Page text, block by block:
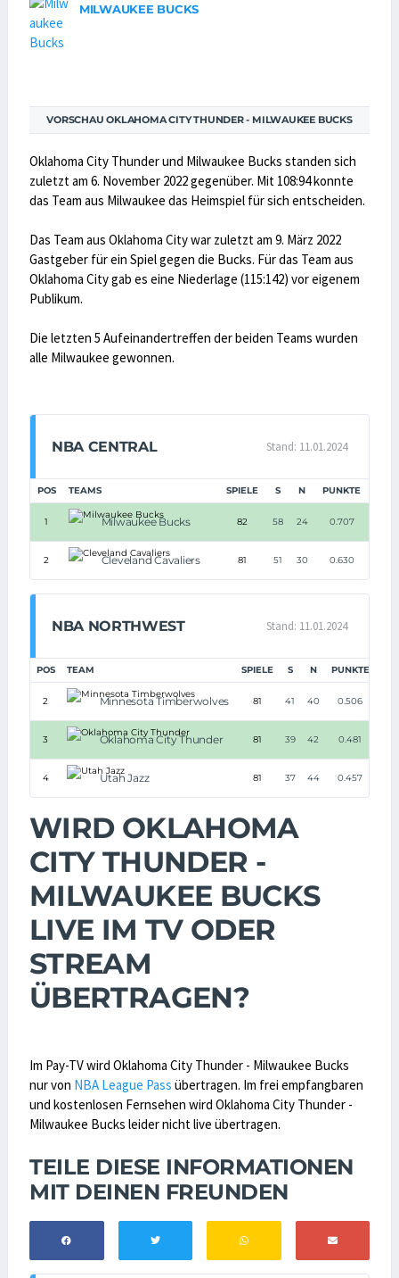
MILWAUKEE BUCKS
VORSCHAU OKLAHOMA CITY THUNDER - MILWAUKEE BUCKS
Oklahoma City Thunder und Milwaukee Bucks standen sich
zuletzt am 6. November 2022 gegenüber. Mit 108:94 konnte
das Team aus Milwaukee das Heimspiel für sich entscheiden.
Das Team aus Oklahoma City war zuletzt am 9. März 2022
Gastgeber für ein Spiel gegen die Bucks. Für das Team aus
Oklahoma City gab es eine Niederlage (115:142) vor eigenem
Publikum.
Die letzten 5 Aufeinandertreffen der beiden Teams wurden
alle Milwaukee gewonnen.
NBA CENTRAL Stand: 11.01.2024
POS TEAMS SPIELE S N PUNKTE
1 Milwaukee Bucks 82 58 24 0.707
2 Cleveland Cavaliers 81 51 30 0.630
NBA NORTHWEST Stand: 11.01.2024
POS TEAM SPIELE S N PUNKTE
2 Minnesota Timberwolves 81 41 40 0.506
3 Oklahoma City Thunder 81 39 42 0.481
4 Utah Jazz 81 37 44 0.457
WIRD OKLAHOMA
CITY THUNDER -
MILWAUKEE BUCKS
LIVE IM TV ODER
STREAM
ÜBERTRAGEN?
Im Pay-TV wird Oklahoma City Thunder - Milwaukee Bucks
nur von NBA League Pass übertragen. Im frei empfangbaren
und kostenlosen Fernsehen wird Oklahoma City Thunder -
Milwaukee Bucks leider nicht live übertragen.
TEILE DIESE INFORMATIONEN
MIT DEINEN FREUNDEN